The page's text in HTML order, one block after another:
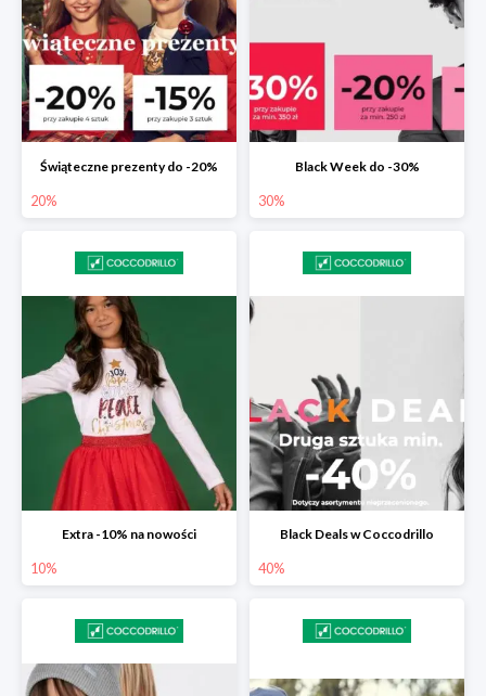
Świąteczne prezenty do -20%
20%
Black Week do -30%
30%
Extra -10% na nowości
10%
Black Deals w Coccodrillo
40%